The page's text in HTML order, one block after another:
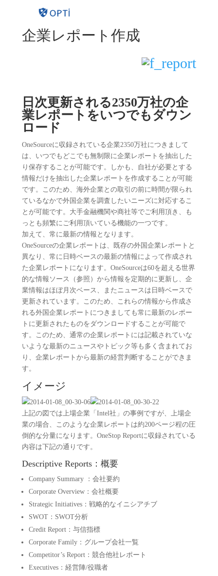
企業レポート作成
日次更新される2350万社の企
業レポートをいつでもダウン
ロード
OneSourceに収録されている企業2350万社につきまして
は、いつでもどこでも無制限に企業レポートを抽出した
り保存することが可能です。しかも、自社が必要とする
情報だけを抽出した企業レポートを作成することが可能
です。このため、海外企業との取引の前に時間が限られ
ているなかで外国企業を調査したいニーズに対応するこ
とが可能です。大手金融機関や商社等でご利用頂き、も
っとも頻繁にご利用頂いている機能の一つです。
加えて、常に最新の情報となります。
OneSourceの企業レポートは、既存の外国企業レポートと
異なり、常に日時ベースの最新の情報によって作成され
た企業レポートになります。OneSourceは60を超える世界
的な情報ソース（参照）から情報を定期的に更新し、企
業情報はほぼ月次ベース、またニュースは日時ベースで
更新されています。このため、これらの情報から作成さ
れる外国企業レポートにつきましても常に最新のレポー
トに更新されたものをダウンロードすることが可能で
す。このため、通常の企業レポートには記載されていな
いような最新のニュースやトピック等も多く含まれてお
り、企業レポートから最新の経営判断することができま
す。
イメージ
上記の図では上場企業「Intel社」の事例ですが、上場企
業の場合、このような企業レポートは約200ページ程の圧
倒的な分量になります。OneStop Reportに収録されている
内容は下記の通りです。
Descriptive Reports：概要
Company Summary ：会社要約
Corporate Overview：会社概要
Strategic Initiatives：戦略的なイニシアチブ
SWOT：SWOT分析
Credit Report：与信指標
Corporate Family：グループ会社一覧
Competitor’s Report：競合他社レポート
Executives：経営陣/役職者